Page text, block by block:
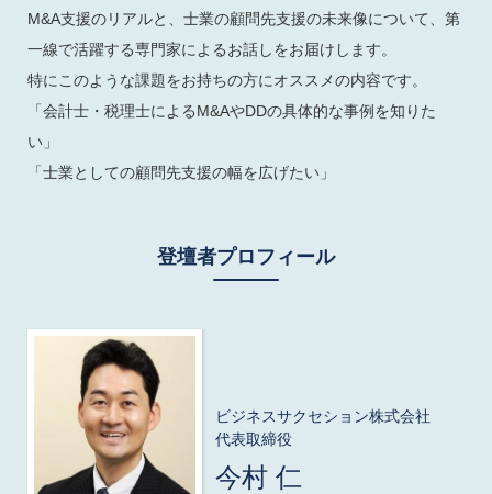
M&A支援のリアルと、士業の顧問先支援の未来像について、第
一線で活躍する専門家によるお話しをお届けします。
特にこのような課題をお持ちの方にオススメの内容です。
「会計士・税理士によるM&AやDDの具体的な事例を知りた
い」
登壇者プロフィール
ビジネスサクセション株式会社
代表取締役
今村 仁